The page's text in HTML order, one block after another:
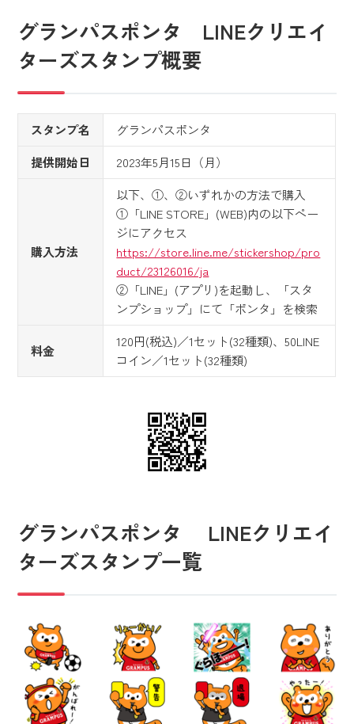
グランパスポンタ LINEクリエイ
ターズスタンプ概要
スタンプ名
グランパスポンタ
提供開始日
2023年5月15日（月）
購入方法
以下、①、②いずれかの方法で購入
①「LINE STORE」(WEB)内の以下ペー
ジにアクセス
https://store.line.me/stickershop/pro
duct/23126016/ja
②「LINE」(アプリ)を起動し、「スタ
ンプショップ」にて「ポンタ」を検索
料金
120円(税込)／1セット(32種類)、50LINE
コイン／1セット(32種類)
グランパスポンタ LINEクリエイ
ターズスタンプ一覧